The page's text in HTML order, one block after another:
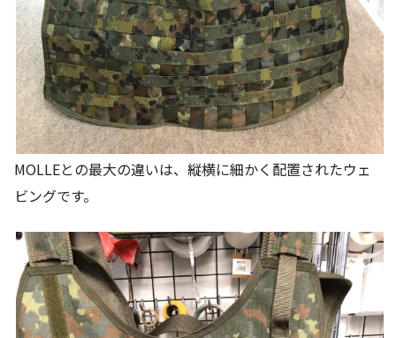
MOLLEとの最大の違いは、縦横に細かく配置されたウェ
ビングです。